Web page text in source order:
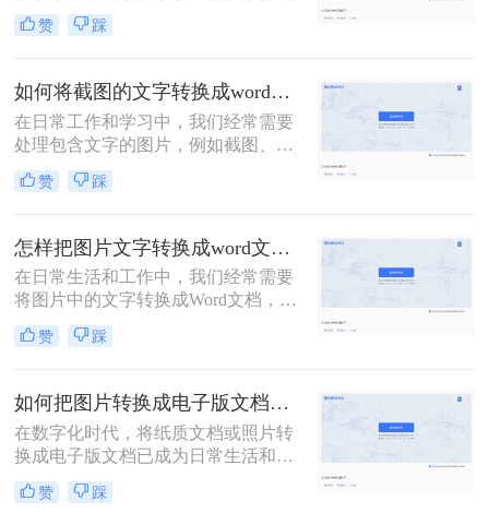
条形码等等。这些都是我们现在对于
扫描功能的应用，那么我们可以在工
吗？接下来就让我们来给大家介绍扫
描的文件怎么转换成word吧！
赞 踩
如何将截图的文字转换成word？四种简单好用方法分享！
在日常工作和学习中，我们经常需要
处理包含文字的图片，例如截图、扫
描文档等。为了更高效地利用这些信
息，将截图中的文字提取出来显得尤
成word呢？本文将介绍四种提取截图
文字的方法，帮助你轻松应对各种场
景。
赞 踩
怎样把图片文字转换成word文档？分享3种简单方法，1秒搞定！
在日常生活和工作中，我们经常需要
将图片中的文字转换成Word文档，以
便于编辑、整理或分享。那么怎样把
图片文字转换成word文档呢？本文将
松实现图片文字到Word文档的转换。
赞 踩
如何把图片转换成电子版文档？可以试试这三个方法！
在数字化时代，将纸质文档或照片转
换成电子版文档已成为日常生活和工
作中不可或缺的一部分。这不仅便于
存储、共享和编辑，还能有效减少纸
赞 踩